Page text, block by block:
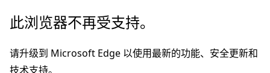
跳
主
要
此浏览器不再受支持。
请升级到 Microsoft Edge 以使用最新的功能、安全更新和
技术支持。